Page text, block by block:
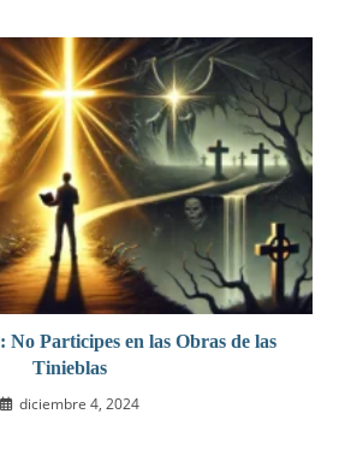
No Participes en las Obras de las
Tinieblas
diciembre 4, 2024